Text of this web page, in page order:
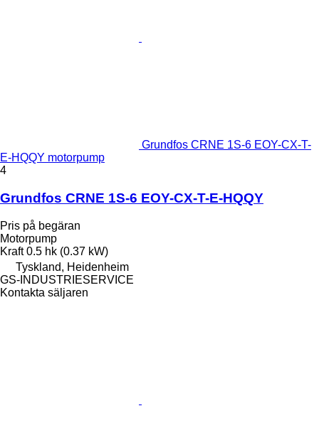
Grundfos CRNE 1S-6 EOY-CX-T-
E-HQQY motorpump
4
Grundfos CRNE 1S-6 EOY-CX-T-E-HQQY
Pris på begäran
Motorpump
Kraft 0.5 hk (0.37 kW)
Tyskland, Heidenheim
GS-INDUSTRIESERVICE
Kontakta säljaren